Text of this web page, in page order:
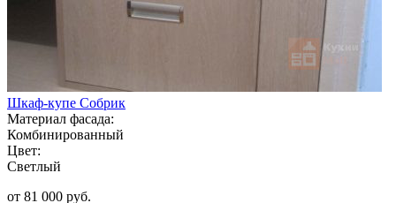
Шкаф-купе Собрик
Материал фасада:
Комбинированный
Цвет:
Светлый
от 81 000 руб.